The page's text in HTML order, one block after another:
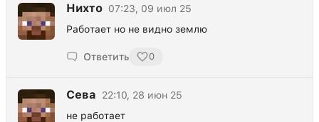
Нихто 07:23, 09 июл 25
Работает но не видно землю
Ответить 0
Сева
22:10, 28 июн 25
не работает